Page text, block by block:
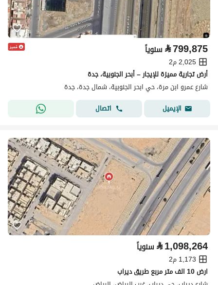
⃁799,875 سنوياً
2,025 م2
أرض تجارية مميزة للإيجار – أبحر الجنوبية، جدة
شارع عمرو ابن مرة، حي ابحر الجنوبية، شمال جدة، جدة
الإيميل
اتصال
⃁1,098,264 سنوياً
1,173 م2
ارض 10 الف متر مربع طريق ديراب